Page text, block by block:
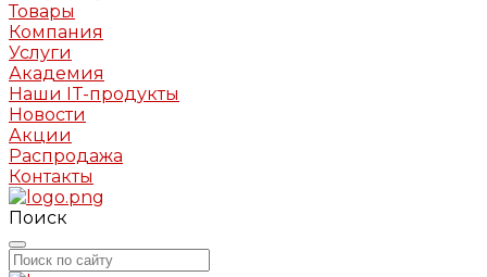
Товары
Компания
Услуги
Академия
Наши IT-продукты
Новости
Акции
Распродажа
Контакты
Поиск